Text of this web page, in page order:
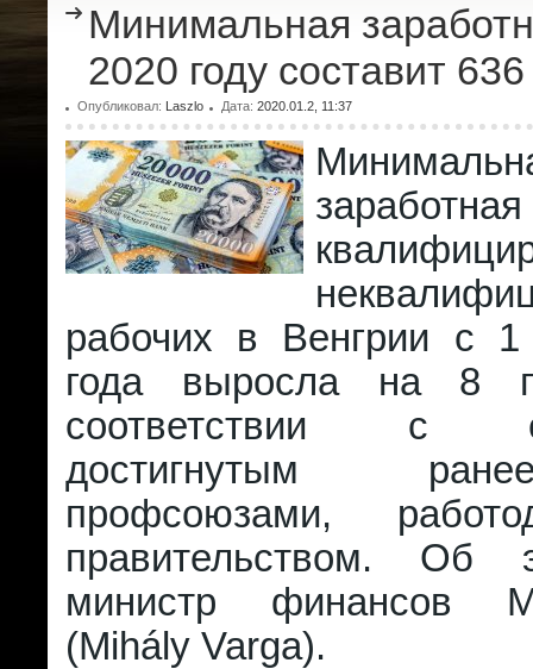
Минимальная
2020 году составит
Опубликовал: Laszlo Дата: 2020.01.2, 11:37
рабочих в Венгрии с
года выросла на 8
соответствии с
достигнутым
профсоюзами,
правительством. Об
министр финансов
(Mihály Varga).